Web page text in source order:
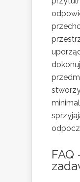
FAQ